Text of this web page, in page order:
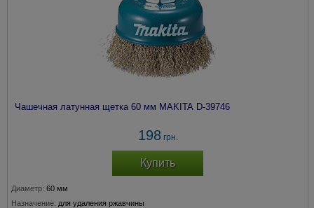
Чашечная латунная щетка 60 мм MAKITA D-39746
198грн.
Купить
Диаметр: 60 мм
Назначение: для удаления ржавчины